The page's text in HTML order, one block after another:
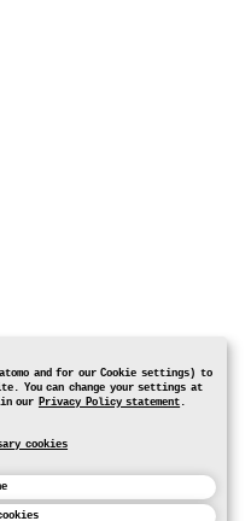
and for our Cookie settings) to
You can change your settings at
our Privacy Policy statement.
cookies